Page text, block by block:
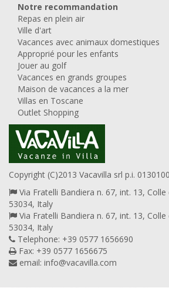
Notre recommandation
Repas en plein air
Ville d'art
Vacances avec animaux domestiques
Approprié pour les enfants
Jouer au golf
Vacances en grands groupes
Maison de vacances a la mer
Villas en Toscane
Outlet Shopping
Copyright (C)2013 Vacavilla srl p.i.
Via Fratelli Bandiera n. 67, int. 13, Colle
53034, Italy
Via Fratelli Bandiera n. 67, int. 13, Colle
53034, Italy
Telephone: +39 0577 1656690
Fax: +39 0577 1656675
email: info@vacavilla.com